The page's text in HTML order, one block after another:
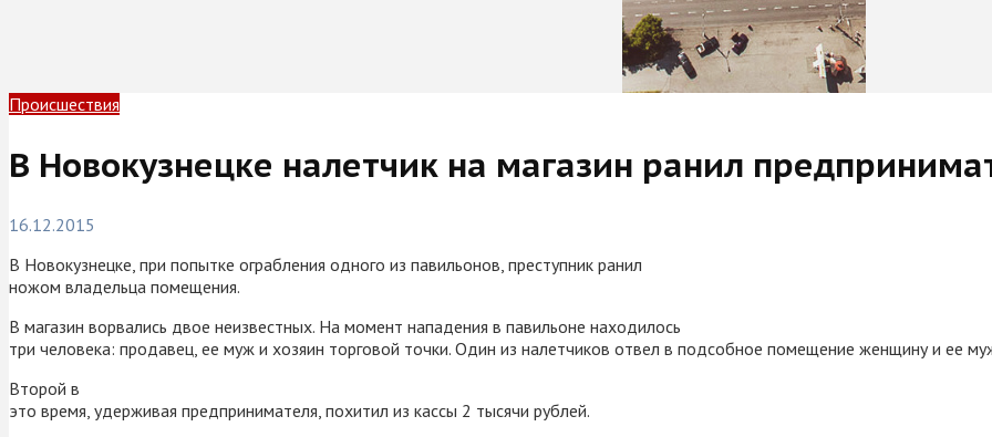
Происшествия
В Новокузнецке налетчик на магазин ранил
16.12.2015
В Новокузнецке, при попытке ограбления одного из павильонов, преступник ранил
ножом владельца помещения.
В магазин ворвались двое неизвестных. На момент нападения в павильоне находилось
три человека: продавец, ее муж и хозяин торговой точки. Один из налетчиков отвел в подсобное помещение женщину и ее
Второй в
это время, удерживая предпринимателя, похитил из кассы 2 тысячи рублей.